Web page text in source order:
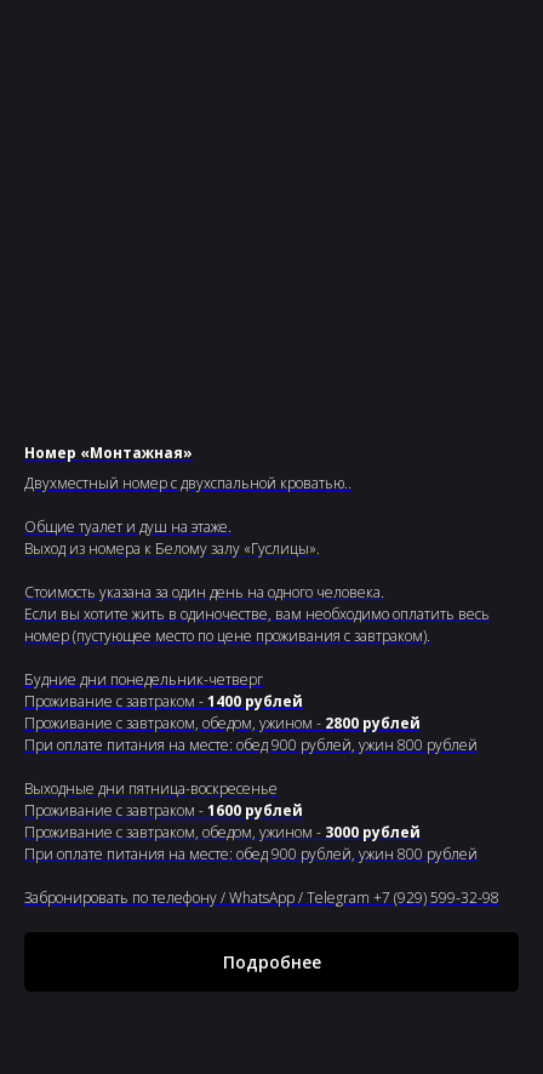
Номер «Монтажная»
Двухместный номер с двухспальной кроватью..
Общие туалет и душ на этаже.
Выход из номера к Белому залу «Гуслицы».
Стоимость указана за один день на одного человека.
Если вы хотите жить в одиночестве, вам необходимо оплатить весь
номер (пустующее место по цене проживания с завтраком).
Будние дни понедельник-четверг
Проживание с завтраком -1400 рублей
Проживание с завтраком, обедом, ужином - 2800 рублей
При оплате питания на месте: обед 900 рублей, ужин 800 рублей
Выходные дни пятница-воскресенье
Проживание с завтраком -1600 рублей
Проживание с завтраком, обедом, ужином - 3000 рублей
При оплате питания на месте: обед 900 рублей, ужин 800 рублей
Забронировать по телефону / WhatsApp / Telegram +7 (929) 599-32-98
Подробнее